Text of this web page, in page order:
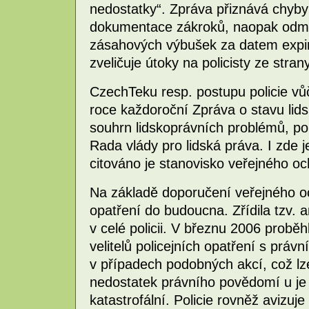
nedostatky“. Zpráva přiznává
dokumentace zákroků, naopak
zásahových výbušek za datem
zveličuje útoky na policisty ze
CzechTeku resp. postupu policie
roce každoroční Zpráva o stavu
souhrn lidskoprávních problémů,
Rada vlády pro lidská práva. I zde
citováno je stanovisko veřejného
Na základě doporučení veřejného
opatření do budoucna. Zřídila tzv.
v celé policii. V březnu 2006
velitelů policejních opatření s
v případech podobných akcí, což
nedostatek právního povědomí u
katastrofální. Policie rovněž